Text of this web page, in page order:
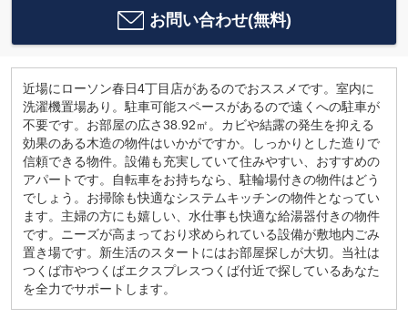
お問い合わせ(無料)
近場にローソン春日4丁目店があるのでおススメです。室内に
洗濯機置場あり。駐車可能スペースがあるので遠くへの駐車が
不要です。お部屋の広さ38.92㎡。カビや結露の発生を抑える
効果のある木造の物件はいかがですか。しっかりとした造りで
信頼できる物件。設備も充実していて住みやすい、おすすめの
アパートです。自転車をお持ちなら、駐輪場付きの物件はどう
でしょう。お掃除も快適なシステムキッチンの物件となってい
ます。主婦の方にも嬉しい、水仕事も快適な給湯器付きの物件
です。ニーズが高まっており求められている設備が敷地内ごみ
置き場です。新生活のスタートにはお部屋探しが大切。当社は
つくば市やつくばエクスプレスつくば付近で探しているあなた
を全力でサポートします。